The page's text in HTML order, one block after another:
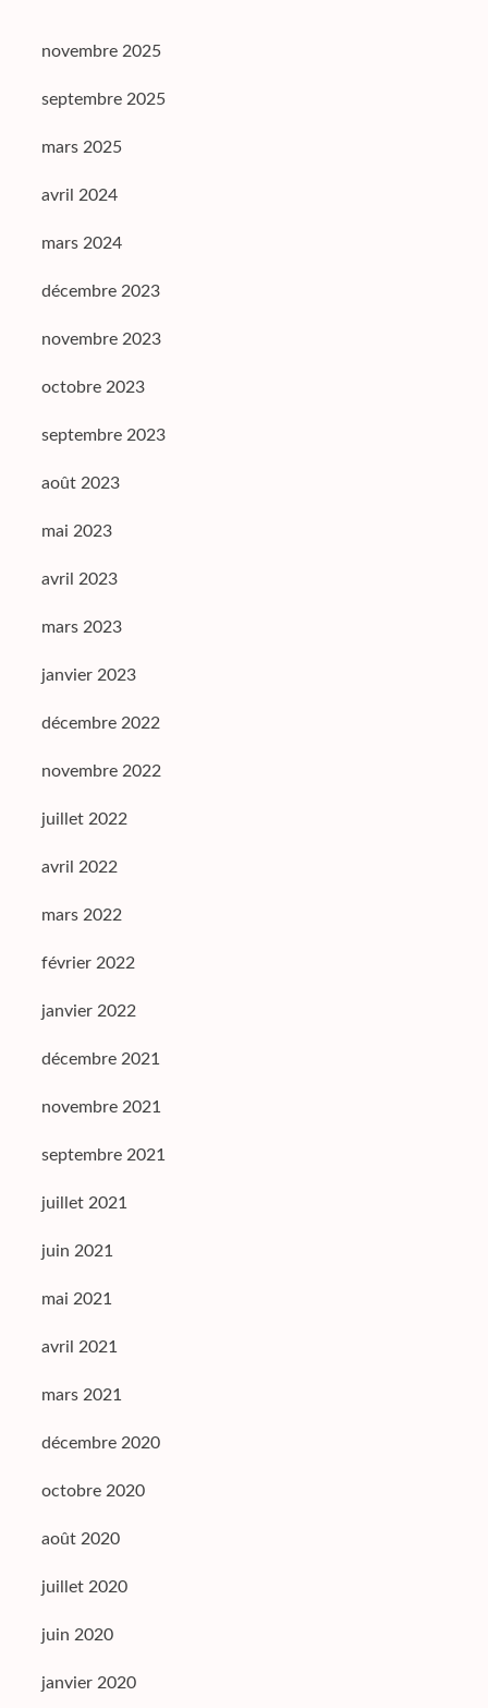
novembre 2025
septembre 2025
mars 2025
avril 2024
mars 2024
décembre 2023
novembre 2023
octobre 2023
septembre 2023
août 2023
mai 2023
avril 2023
mars 2023
janvier 2023
décembre 2022
novembre 2022
juillet 2022
avril 2022
mars 2022
février 2022
janvier 2022
décembre 2021
novembre 2021
septembre 2021
juillet 2021
juin 2021
mai 2021
avril 2021
mars 2021
décembre 2020
octobre 2020
août 2020
juillet 2020
juin 2020
janvier 2020